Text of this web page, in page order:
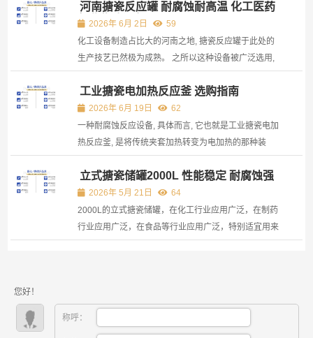
价钱, 实际上这样做极易陷入陷阱。 搪玻璃反应罐的关
键所在是搪瓷层的附着力, 以及搪瓷层的耐腐蚀性, 这...
河南搪瓷反应罐 耐腐蚀耐高温 化工医药
行业优选设备
2026年 6月 2日
59
化工设备制造占比大的河南之地, 搪瓷反应罐于此处的
生产技艺已然极为成熟。 之所以这种设备被广泛选用,
金属之高强度让其得以承受较大压力与外力冲击, 另外
搪瓷耐腐蚀特性确保设备面对各种化学环境时的稳定
性。这种...
工业搪瓷电加热反应釜 选购指南
2026年 6月 19日
62
一种耐腐蚀反应设备, 具体而言, 它也就是工业搪瓷电加
热反应釜, 是将传统夹套加热转变为电加热的那种装
脑海之中首先所想的便是蒸汽锅炉。然而, 实际上电加
热的反应釜, 于环保层面以及控温精度方面, 反而具备着
更...
立式搪瓷储罐2000L 性能稳定 耐腐蚀强
2026年 5月 21日
64
2000L的立式搪瓷储罐，在化工行业应用广泛，在制药
行业应用广泛，在食品等行业应用广泛，特别适宜用来
您好！
称呼：